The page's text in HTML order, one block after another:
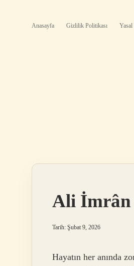
Anasayfa Gizlilik Politikası Yasal
Ali İmrân
Tarih: Şubat 9, 2026
Hayatın her anında